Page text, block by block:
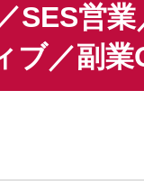
SES営
ブ／副業